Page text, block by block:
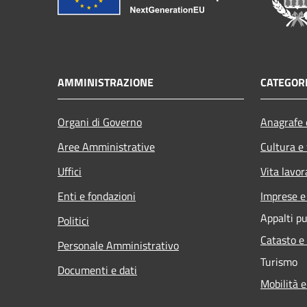
AMMINISTRAZIONE
Organi di Governo
Aree Amministrative
Uffici
Enti e fondazioni
Politici
Personale Amministrativo
Documenti e dati
Cultura
Vita
Imprese
Appalti
Catasto
Turismo
Mobilità